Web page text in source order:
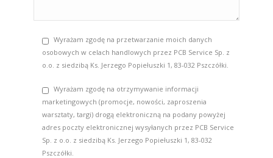
Wyrażam zgodę na przetwarzanie moich danych
osobowych w celach handlowych przez PCB Service Sp. z
o.o. z siedzibą Ks. Jerzego Popiełuszki 1, 83-032 Pszczółki.
Wyrażam zgodę na otrzymywanie informacji
marketingowych (promocje, nowości, zaproszenia
warsztaty, targi) drogą elektroniczną na podany powyżej
adres poczty elektronicznej wysyłanych przez PCB Service
Sp. z o.o. z siedzibą Ks. Jerzego Popiełuszki 1, 83-032
Pszczółki.